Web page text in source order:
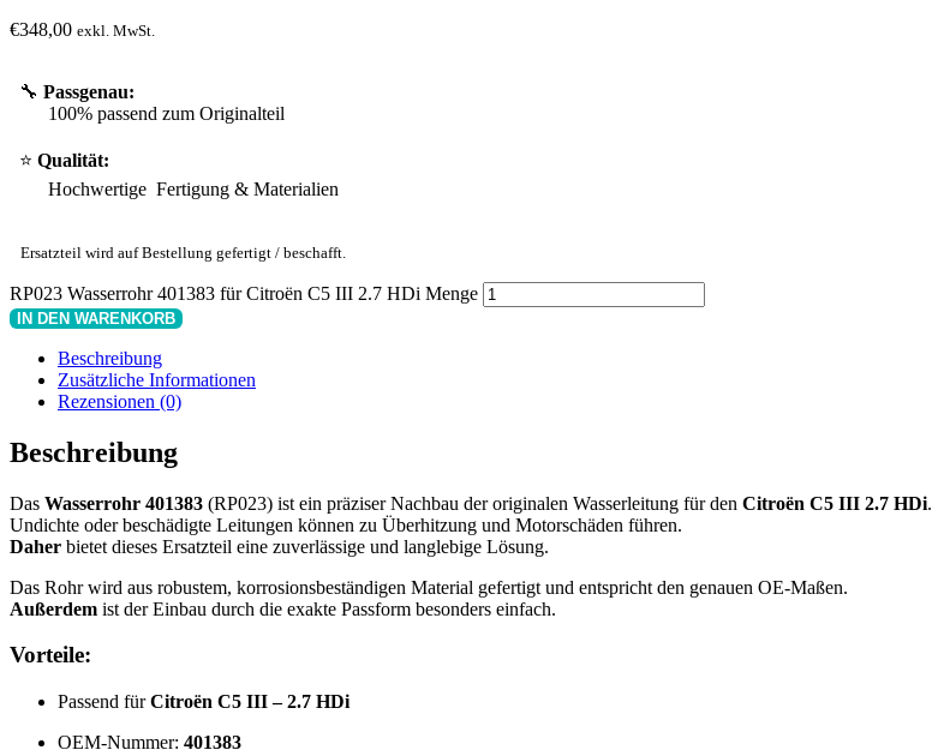
€348,00 exkl. MwSt.
🔧 Passgenau:
100% passend zum Originalteil
⭐ Qualität:
Hochwertige Fertigung & Materialien
Ersatzteil wird auf Bestellung gefertigt / beschafft.
RP023 Wasserrohr 401383 für Citroën C5 III 2.7 HDi Menge
IN DEN WARENKORB
Beschreibung
Zusätzliche Informationen
Rezensionen (0)
Beschreibung
Das Wasserrohr 401383 (RP023) ist ein präziser Nachbau der originalen Wasserleitung für den Citroën C5 III 2.7 HDi.
Undichte oder beschädigte Leitungen können zu Überhitzung und Motorschäden führen.
Daher bietet dieses Ersatzteil eine zuverlässige und langlebige Lösung.
Das Rohr wird aus robustem, korrosionsbeständigen Material gefertigt und entspricht den genauen OE-Maßen.
Außerdem ist der Einbau durch die exakte Passform besonders einfach.
Vorteile:
Passend fürCitroën C5 III – 2.7 HDi
OEM-Nummer: 401383